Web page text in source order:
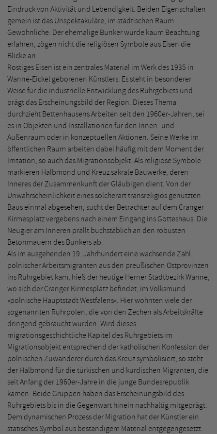
Eindruck von Aktivität und Lebendigkeit. Beiden Eigenschaften
gemein ist das Unspektakuläre, im städtischen Raum
Gewöhnliche. Der ehemalige Bunker würde kaum Beachtung
erfahren, zögen nicht die religiösen Symbole aus Eisen die
Blicke an.
Rostiges Eisen ist ein zentrales Material im Werk des 1935 in
Wanne-Eickel geborenen Künstlers. Es steht in besonderer
Weise für die industrielle Entwicklung des Ruhrgebiets und
prägt das Erscheinungsbild der Region. Dieses Thema
durchzieht Bettenhausens Arbeiten seit den 1960er-Jahren, sei
es in Objekten und Installationen für den Innen- und
Außenraum oder in konzeptuellen Aktionen. Seine Werke im
öffentlichen Raum arbeiten dabei häufig mit dem Moment der
Irritation, so auch das Migrationsobjekt. Als religiöse Symbole
markieren Halbmond und Kreuz sakrale Bauwerke, deren
Inneres der Zusammenkunft der Gläubigen dient. Von der
Unwahrscheinlichkeit eines solcherart transreligiös genutzten
Baus einmal abgesehen, sucht der Betrachter auf dem Cranger
Kirmesplatz vergebens nach einem Eingang ins Gotteshaus. Die
Neugier am Inneren prallt buchstäblich an den robusten
Betonmauern des Bunkers ab.
Als im ausgehenden 19. Jahrhundert eine wachsende Zahl
polnischer Arbeitsmigranten aus den preußischen Ostprovinzen
ins Ruhrgebiet kam, hieß der heutige Herner Stadtbezirk Wanne,
wo sich der Cranger Kirmesplatz befindet, im Volksmund
»polnische Hauptstadt Westfalens«. Hier wohnten viele der
sogenannten Ruhrpolen, die von den Zechen als Arbeitskräfte
dringend gebraucht wurden. Wird dieses
migrationsgeschichtliche Kapitel des Ruhrgebiets im
Migrationsobjekt entsprechend der katholischen Konfession der
polnischen Zuwanderer durch das Kreuz symbolisiert, so steht
der Halbmond für die türkischen und kurdischen Migranten, die
seit Anfang der 1960er-Jahre in die junge Bundesrepublik
kamen. Beide Gruppen haben das Erscheinungsbild des
Ruhrgebiets bis in die Gegenwart hinein nachhaltig mitgeprägt.
Dem dynamischen Prozess der Migration hat der Künstler ein
statisches Symbol aus beständigem Material entgegengesetzt.